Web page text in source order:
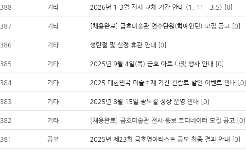
388 기타 2026년 1-3월 전시 교체 기간 안내 (1. 11 - 3.5) [0]
387 기타 [채용완료] 금호미술관 연수단원(학예인턴) 모집 공고 [0]
386 기타 성탄절 및 신정 휴관 안내 [0]
385 기타 2025년 9월 4일(목) 금호 아트 나잇 행사 안내 [0]
384 기타 2025 대한민국 미술축제 기간 관람료 할인 이벤트 안내 [0]
383 기타 2025년 8월 15일 광복절 정상 운영 안내 [0]
382 기타 [채용완료] 금호미술관 전시·홍보 코디네이터 모집 공고 [0]
381 공모 2025년 제23회 금호영아티스트 공모 최종 결과 안내 [0]